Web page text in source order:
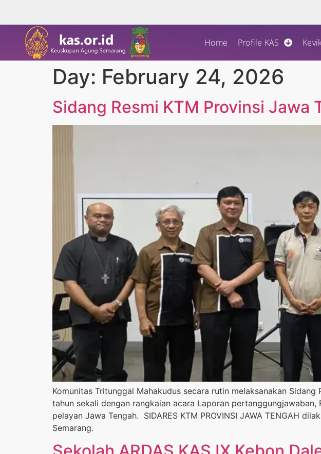
Home Profile KAS
Day: February 24, 2026
Sidang Resmi KTM Provinsi Jawa
Komunitas Tritunggal Mahakudus secara rutin melaksanakan Sidang
tahun sekali dengan rangkaian acara Laporan
pelayan Jawa Tengah. SIDARES KTM PROVINSI JAWA TENGAH
Semarang.